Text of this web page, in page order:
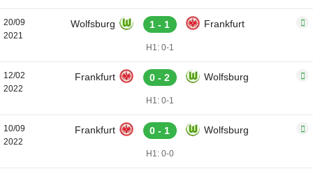
20/09
2021
Wolfsburg 1 - 1 Frankfurt
H1: 0-1
12/02
2022
Frankfurt 0 - 2 Wolfsburg
H1: 0-1
10/09
2022
Frankfurt 0 - 1 Wolfsburg
H1: 0-0